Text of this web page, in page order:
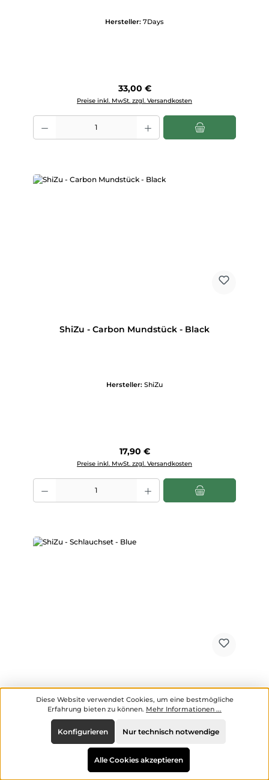
Hersteller: 7Days
Regulärer Preis:
33,00 €
Preise inkl. MwSt. zzgl. Versandkosten
Produkt Anzahl: Gib den gewünschten Wert ein oder benutze die
ShiZu - Carbon Mundstück - Black
Hersteller: ShiZu
Regulärer Preis:
17,90 €
Preise inkl. MwSt. zzgl. Versandkosten
Produkt Anzahl: Gib den gewünschten Wert ein oder benutze die
ShiZu - Schlauchset - Blue
Hersteller:ShiZu
Diese Website verwendet Cookies, um eine bestmögliche
Erfahrung bieten zu können. Mehr Informationen ...
Nur technisch notwendige
Konfigurieren
Alle Cookies akzeptieren